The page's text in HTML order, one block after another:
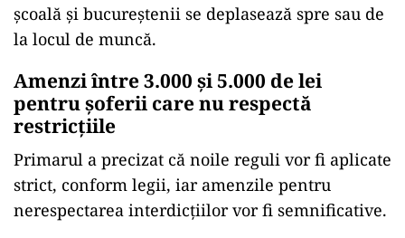
școală și bucureștenii se deplasează spre sau de
la locul de muncă.
Amenzi între 3.000 și 5.000 de lei
pentru șoferii care nu respectă
restricțiile
Primarul a precizat că noile reguli vor fi aplicate
strict, conform legii, iar amenzile pentru
nerespectarea interdicțiilor vor fi semnificative.